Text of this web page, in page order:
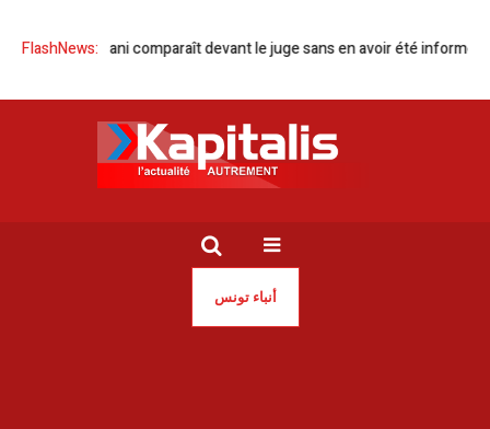
FlashNews:
Sonia Dahmani comparaît devant le juge sans en avoir été informée
أنباء تونس